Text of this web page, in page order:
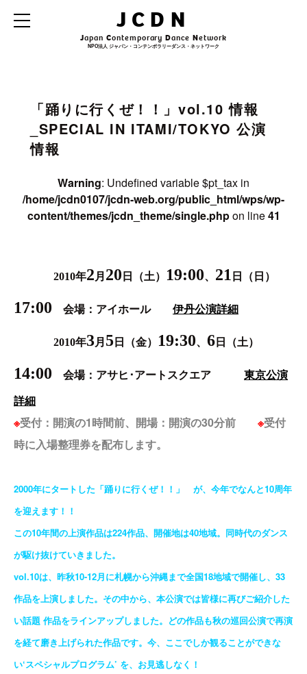
JCDN
Japan ContemporaryDanceNetwork
NPO法人 ジャパン・コンテンポラリーダンス・ネットワーク
/home/jcdn0107/jcdn-web.org/public_html/wps/wp-
content/themes/jcdn_theme/single.php
「踊りに行くぜ！！」vol.10 情報
_SPECIAL IN ITAMI/TOKYO 公演
情報
Warning: Undefined variable $pt_tax in
/home/jcdn0107/jcdn-web.org/public_html/wps/wp-
content/themes/jcdn_theme/single.phpon line41
2010年2 月 20 日（土） 19:00、 21 日（日）
17:00 会場：アイホール 伊丹公演詳細
2010年3月 5 日（金） 19:30、 6 日（土）
14:00 会場：アサヒ･アートスクエア
東京公演
詳細
※受付：開演の1時間前、開場：開演の30分前 ※受付
時に入場整理券を配布します。
2000年にタートした「踊りに行くぜ！！」 が、今年でなんと10周年
を迎えます！！
この10年間の上演作品は224作品、開催地は40地域。同時代のダンス
が駆け抜けていきました。
vol.10は、昨秋10-12月に札幌から沖縄まで全国18地域で開催し、33
作品を上演しました。その中から、本公演では皆様に再びご紹介した
い話題 作品をラインアップしました。どの作品も秋の巡回公演で再演
を経て磨き上げられた作品です。今、ここでしか観ることができな
い‘スペシャルプログラム’ を、お見逃しなく！